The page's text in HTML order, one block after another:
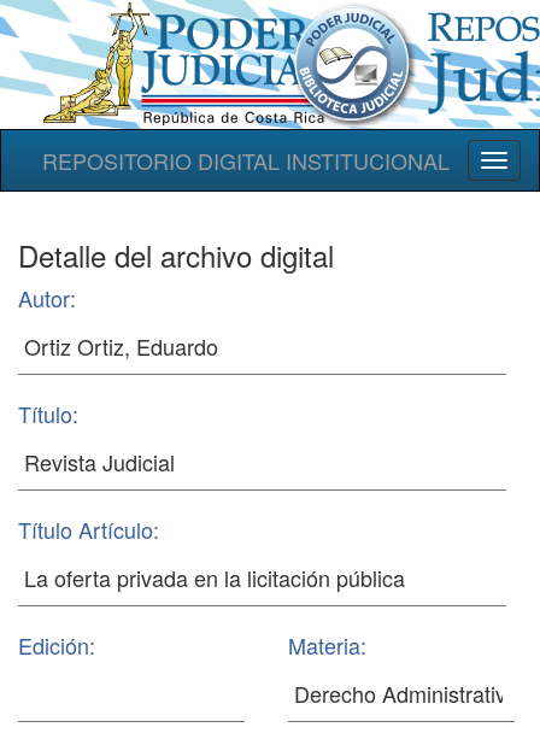
REPOSITORIO DIGITAL INSTITUCIONAL
Detalle del archivo digital
Autor:
Título:
Título Artículo:
Edición: Materia: